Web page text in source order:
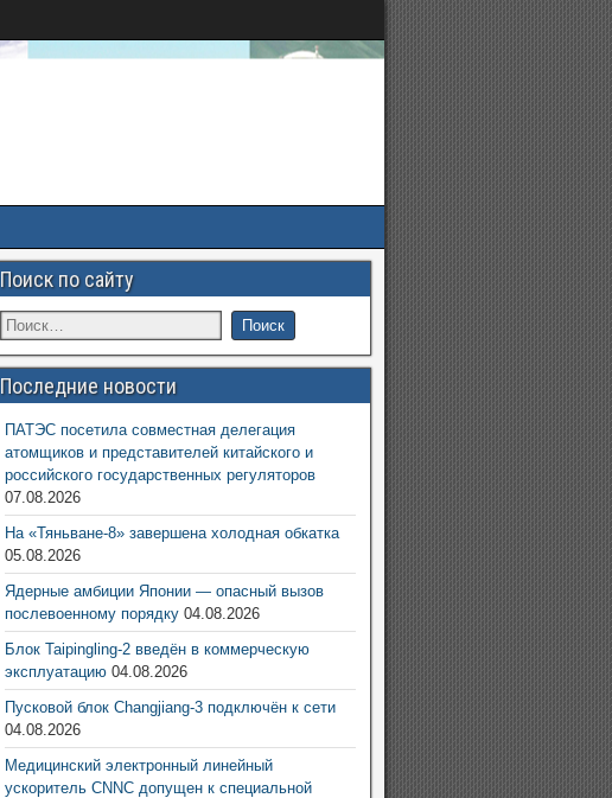
Поиск по сайту
Последние новости
ПАТЭС посетила совместная делегация
атомщиков и представителей китайского и
российского государственных регуляторов
07.08.2026
На «Тяньване-8» завершена холодная обкатка
05.08.2026
Ядерные амбиции Японии — опасный вызов
послевоенному порядку 04.08.2026
Блок Taipingling-2 введён в коммерческую
эксплуатацию 04.08.2026
Пусковой блок Changjiang-3 подключён к сети
04.08.2026
Медицинский электронный линейный
ускоритель CNNC допущен к специальной